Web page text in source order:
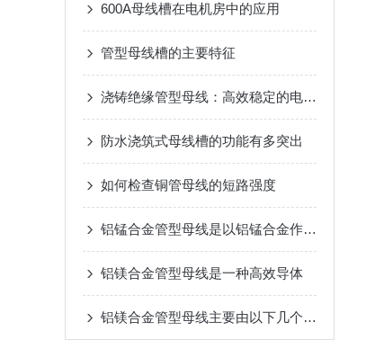
600A母线槽在电机房中的应用
管型母线槽的主要特征
浇铸绝缘管型母线：高效稳定的电力传输解决方案
防水浇筑式母线槽的功能有多突出
如何检查铜管母线的短路强度
铝锰合金管型母线是以铝锰合金作为导体材料的
铝镁合金管型母线是一种高效导体
铝镁合金管型母线主要由以下几个部分组成